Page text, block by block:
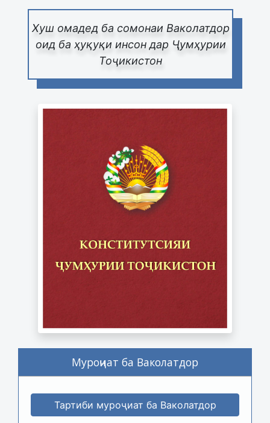
Хуш омадед ба сомонаи Ваколатдор
оид ба ҳуқуқи инсон дар Ҷумҳурии
Тоҷикистон
Муроҷиат ба Ваколатдор
Тартиби муроҷиат ба Ваколатдор